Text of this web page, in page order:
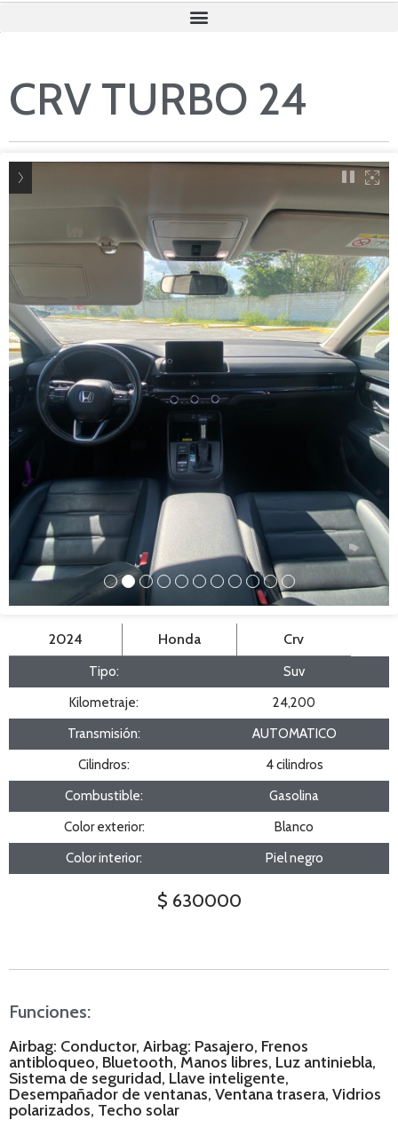
CRV TURBO 24
2024 Honda Crv
Tipo:
Suv
Kilometraje:
24,200
Transmisión:
AUTOMATICO
Cilindros:
4 cilindros
Combustible:
Gasolina
Color exterior:
Blanco
Color interior:
Piel negro
$ 630000
Funciones:
Airbag: Conductor, Airbag: Pasajero, Frenos
antibloqueo, Bluetooth, Manos libres, Luz antiniebla,
Sistema de seguridad, Llave inteligente,
Desempañador de ventanas, Ventana trasera, Vidrios
polarizados, Techo solar